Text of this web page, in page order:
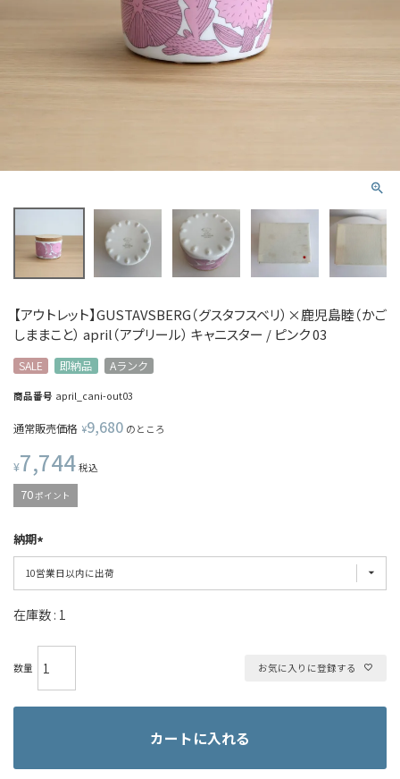
【アウトレット】GUSTAVSBERG（グスタフスベリ）×鹿児島睦（かご
しままこと） april（アプリール） キャニスター / ピンク 03
SALE 即納品 Aランク
商品番号 april_cani-out03
通常販売価格 ¥9,680 のところ
¥7,744 税込
70ポイント
納期
在庫数 1
お気に入りに登録する
カートに入れる